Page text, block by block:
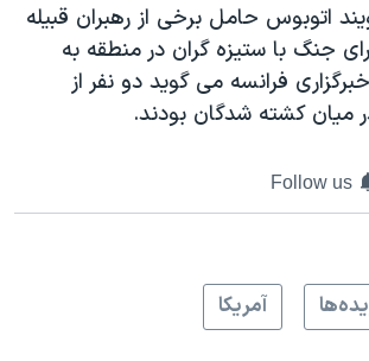
اتوبوس حامل برخی از رهبران قبیله
جنگ با ستیزه گران در منطقه به
فرانسه می گوید دو نفر از
میان کشته شدگان بودند.
Follow us
آمريکا